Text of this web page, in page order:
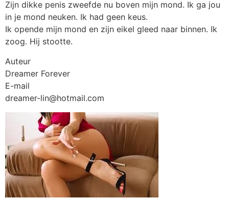
Zijn dikke penis zweefde nu boven mijn mond. Ik ga jou
in je mond neuken. Ik had geen keus.
Ik opende mijn mond en zijn eikel gleed naar binnen. Ik
zoog. Hij stootte.
Auteur
Dreamer Forever
E-mail
dreamer-lin@hotmail.com